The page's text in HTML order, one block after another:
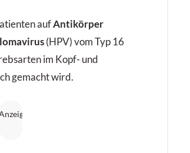
aufAntikörper
(HPV) vom Typ 16
im Kopf- und
gemacht wird.